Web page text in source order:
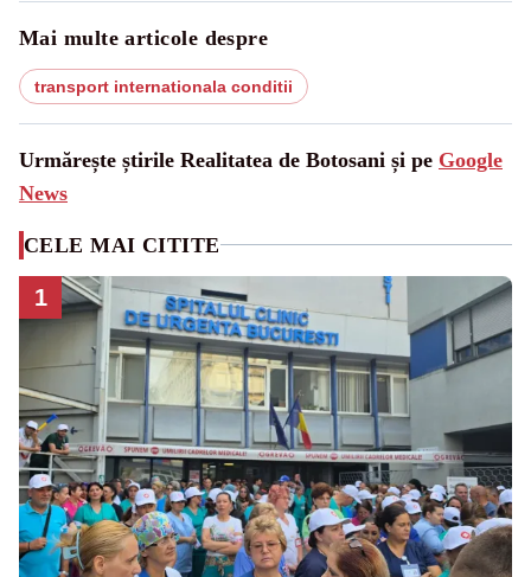
Mai multe articole despre
transport internationala conditii
Urmărește știrile Realitatea de Botosani și pe Google
News
CELE MAI CITITE
1